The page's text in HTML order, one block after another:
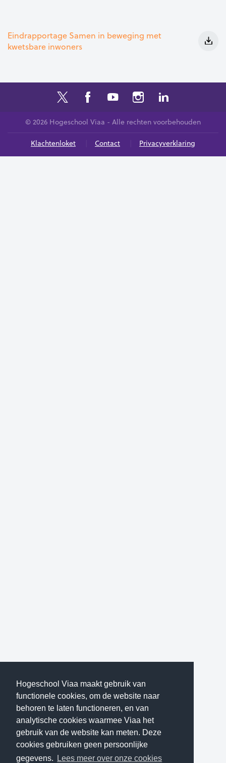
Hogeschool Viaa maakt gebruik van
functionele cookies, om de website naar
behoren te laten functioneren, en van
analytische cookies waarmee Viaa het
gebruik van de website kan meten. Deze
cookies gebruiken geen persoonlijke
gegevens.
Lees meer over onze cookies
Eindrapportage Samen in beweging met
kwetsbare inwoners
© 2026 Hogeschool Viaa - Alle rechten voorbehouden
Klachtenloket Contact Privacyverklaring